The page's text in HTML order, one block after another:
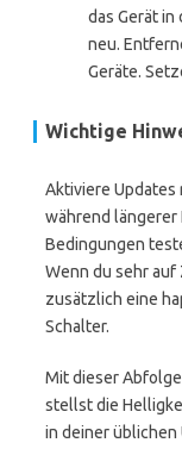
das Gerät
neu.
Geräte.
Wichtige
Aktiviere Updates
während längerer
Bedingungen
Wenn du sehr
zusätzlich eine
Schalter.
Mit dieser
stellst die
in deiner üblichen